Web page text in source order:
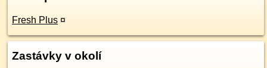
Fresh Plus ¤
Zastávky v okolí